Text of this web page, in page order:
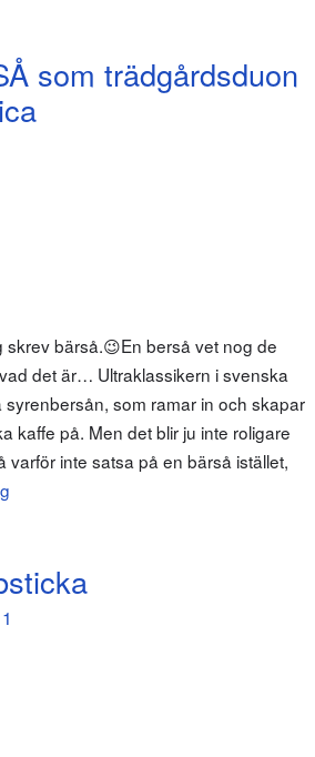
som trädgårdsduon
skrev bärså.😉En berså vet nog de
det är… Ultraklassikern i svenska
som ramar in och skapar
kaffe på. Men det blir ju inte roligare
varför inte satsa på en bärså istället,
1